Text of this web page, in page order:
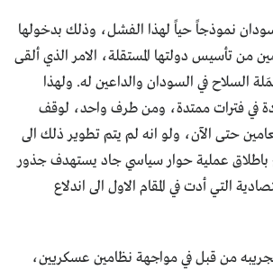
نموذجاً حياً لهذا الفشل، وذلك بدخولها
من تأسيس دولتها المستقلة، الامر الذي ألقى
السلاح في السودان والداعين له. ولهذا
في فترات ممتدة، ومن طرف واحد، لوقف
حتى الآن، ولو انه لم يتم تطوير ذلك الى
عملية حوار سياسي جاد يستهدف جذور
التي أدت في المقام الاول الى اندلاع
تجريبه من قبل في مواجهة نظامين عسكريين،